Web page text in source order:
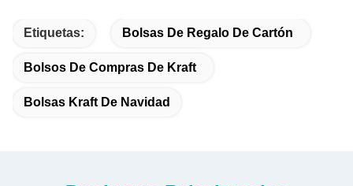
Etiquetas: Bolsas De Regalo De Cartón
Bolsos De Compras De Kraft
Bolsas Kraft De Navidad